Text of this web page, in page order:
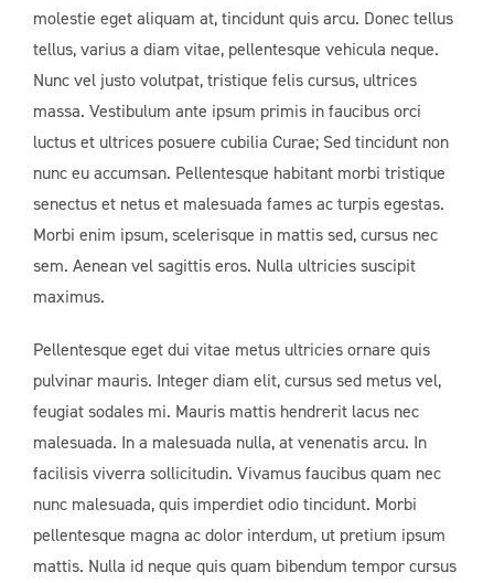
molestie eget aliquam at, tincidunt quis arcu. Donec tellus
tellus, varius a diam vitae, pellentesque vehicula neque.
Nunc vel justo volutpat, tristique felis cursus, ultrices
massa. Vestibulum ante ipsum primis in faucibus orci
luctus et ultrices posuere cubilia Curae; Sed tincidunt non
nunc eu accumsan. Pellentesque habitant morbi tristique
senectus et netus et malesuada fames ac turpis egestas.
Morbi enim ipsum, scelerisque in mattis sed, cursus nec
sem. Aenean vel sagittis eros. Nulla ultricies suscipit
maximus.
Pellentesque eget dui vitae metus ultricies ornare quis
pulvinar mauris. Integer diam elit, cursus sed metus vel,
feugiat sodales mi. Mauris mattis hendrerit lacus nec
malesuada. In a malesuada nulla, at venenatis arcu. In
facilisis viverra sollicitudin. Vivamus faucibus quam nec
nunc malesuada, quis imperdiet odio tincidunt. Morbi
pellentesque magna ac dolor interdum, ut pretium ipsum
mattis. Nulla id neque quis quam bibendum tempor cursus